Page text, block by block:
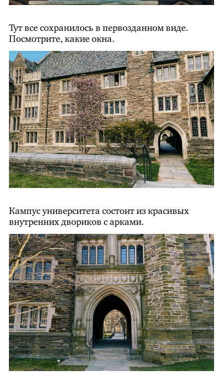
Тут все сохранилось в первозданном виде.
Посмотрите, какие окна.
Кампус университета состоит из красивых
внутренних двориков с арками.